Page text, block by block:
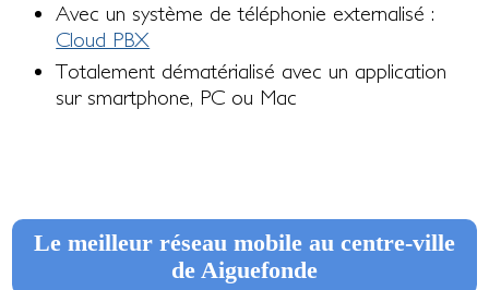
Avec un système de téléphonie externalisé :
Cloud PBX
Totalement dématérialisé avec un application
sur smartphone, PC ou Mac
Le meilleur réseau mobile au centre-ville
de Aiguefonde